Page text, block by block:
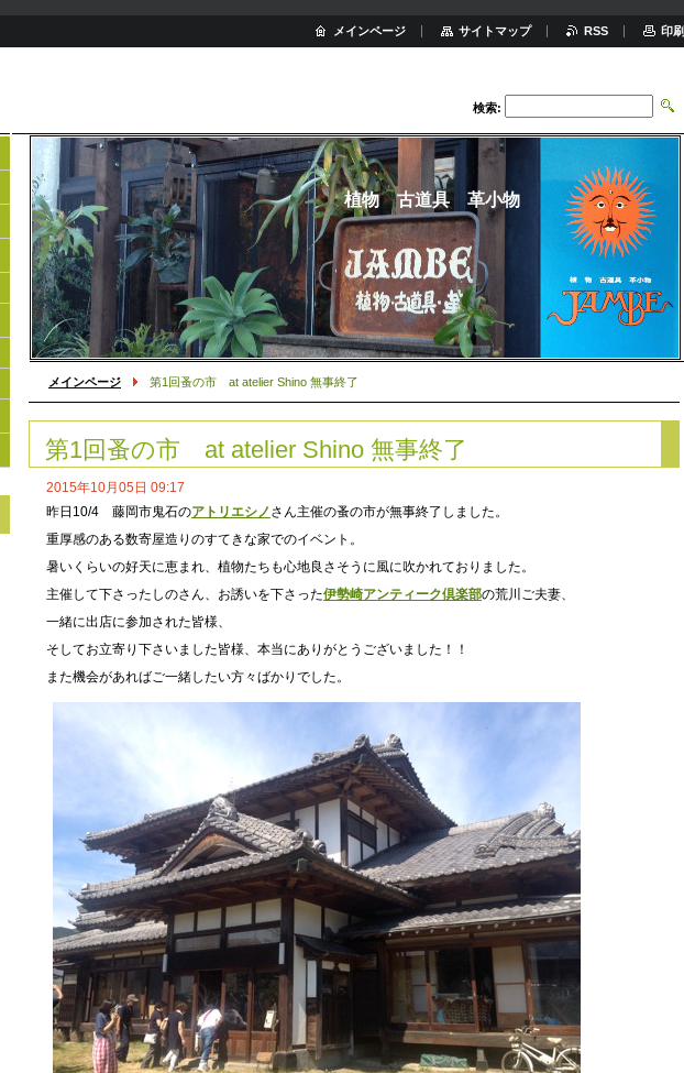
検索:
植物 古道具 革小物
メインページ 第1回蚤の市 at atelier Shino 無事終了
第1回蚤の市 at atelier Shino 無事終了
2015年10月05日 09:17
昨日10/4 藤岡市鬼石のアトリエシノ さん主催の蚤の市が無事終了しました。
重厚感のある数寄屋造りのすてきな家でのイベント。
暑いくらいの好天に恵まれ、植物たちも心地良さそうに風に吹かれておりました。
主催して下さったしのさん、お誘いを下さった伊勢崎アンティーク倶楽部の荒川ご夫妻、
一緒に出店に参加された皆様、
そしてお立寄り下さいました皆様、本当にありがとうございました！！
また機会があればご一緒したい方々ばかりでした。
メインページ サイトマップ RSS 印刷